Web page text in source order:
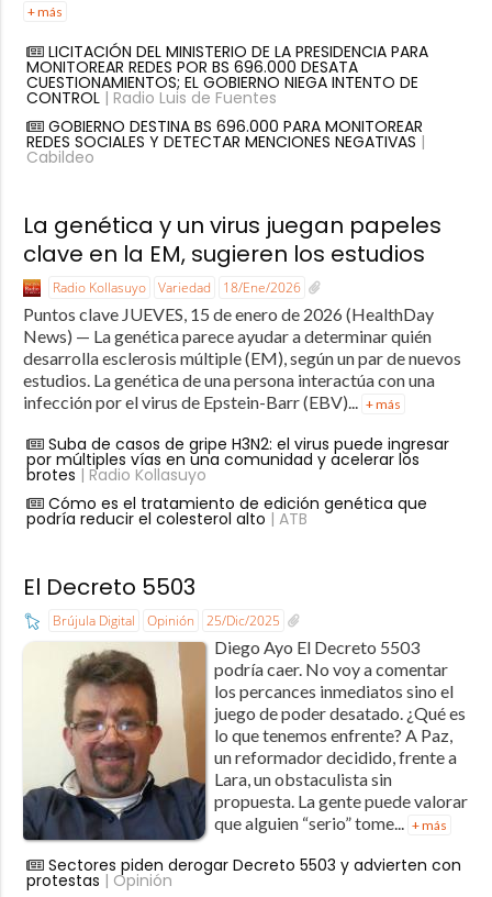
+ más
LICITACIÓN DEL MINISTERIO DE LA PRESIDENCIA PARA
MONITOREAR REDES POR BS 696.000 DESATA
CUESTIONAMIENTOS; EL GOBIERNO NIEGA INTENTO DE
CONTROL| Radio Luis de Fuentes
GOBIERNO DESTINA BS 696.000 PARA MONITOREAR
REDES SOCIALES Y DETECTAR MENCIONES NEGATIVAS |
Cabildeo
La genética y un virus juegan papeles
clave en la EM, sugieren los estudios
Radio Kollasuyo Variedad 18/Ene/2026
Puntos clave JUEVES, 15 de enero de 2026 (HealthDay
News) — La genética parece ayudar a determinar quién
desarrolla esclerosis múltiple (EM), según un par de nuevos
estudios. La genética de una persona interactúa con una
infección por el virus de Epstein-Barr (EBV)... + más
Suba de casos de gripe H3N2: el virus puede ingresar
por múltiples vías en una comunidad y acelerar los
brotes | Radio Kollasuyo
Cómo es el tratamiento de edición genética que
podría reducir el colesterol alto | ATB
El Decreto 5503
Brújula Digital Opinión 25/Dic/2025
Diego Ayo El Decreto 5503
podría caer. No voy a comentar
los percances inmediatos sino el
juego de poder desatado. ¿Qué es
lo que tenemos enfrente? A Paz,
un reformador decidido, frente a
Lara, un obstaculista sin
propuesta. La gente puede valorar
que alguien “serio” tome... + más
Sectores piden derogar Decreto 5503 y advierten con
protestas | Opinión